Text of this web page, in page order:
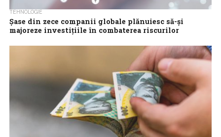
TEHNOLOGIE
Șase din zece companii globale plănuiesc să-și
majoreze investițiile în combaterea riscurilor
Șase din zece companii globale (60%) au în plan să-și majoreze
investițiile în combaterea riscurilor cibernetice ca răspuns la